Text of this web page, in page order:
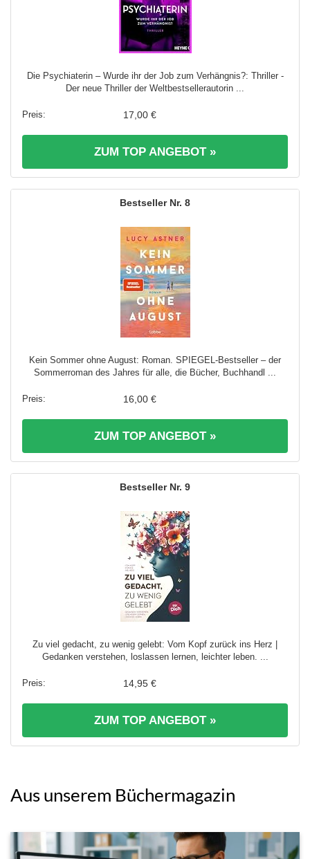
Die Psychiaterin – Wurde ihr der Job zum Verhängnis?: Thriller -
Der neue Thriller der Weltbestsellerautorin ...
17,00 €
ZUM TOP ANGEBOT »
8
Kein Sommer ohne August: Roman. SPIEGEL-Bestseller – der
Sommerroman des Jahres für alle, die Bücher, Buchhandl ...
16,00 €
ZUM TOP ANGEBOT »
9
Zu viel gedacht, zu wenig gelebt: Vom Kopf zurück ins Herz |
Gedanken verstehen, loslassen lernen, leichter leben. ...
14,95 €
ZUM TOP ANGEBOT »
Aus unserem Büchermagazin